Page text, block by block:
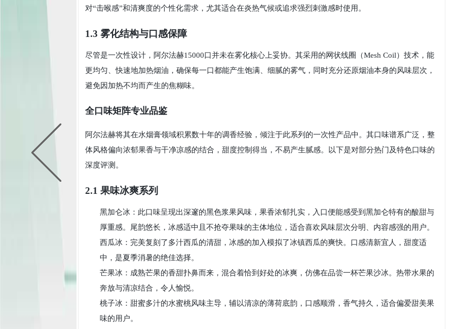
对“击喉感”和清爽度的个性化需求，尤其适合在炎热气候或追求强烈刺激感时使用。
1.3 雾化结构与口感保障
尽管是一次性设计，阿尔法赫15000口并未在雾化核心上妥协。其采用的网状线圈（Mesh Coil）技术，能
更均匀、快速地加热烟油，确保每一口都能产生饱满、细腻的雾气，同时充分还原烟油本身的风味层次，
避免因加热不均而产生的焦糊味。
全口味矩阵专业品鉴
阿尔法赫将其在水烟膏领域积累数十年的调香经验，倾注于此系列的一次性产品中。其口味谱系广泛，整
体风格偏向浓郁果香与干净凉感的结合，甜度控制得当，不易产生腻感。以下是对部分热门及特色口味的
深度评测。
2.1 果味冰爽系列
黑加仑冰：此口味呈现出深邃的黑色浆果风味，果香浓郁扎实，入口便能感受到黑加仑特有的酸甜与
厚重感。尾韵悠长，冰感适中且不抢夺果味的主体地位，适合喜欢风味层次分明、内容感强的用户。
西瓜冰：完美复刻了多汁西瓜的清甜，冰感的加入模拟了冰镇西瓜的爽快。口感清新宜人，甜度适
中，是夏季消暑的绝佳选择。
芒果冰：成熟芒果的香甜扑鼻而来，混合着恰到好处的冰爽，仿佛在品尝一杯芒果沙冰。热带水果的
奔放与清凉结合，令人愉悦。
桃子冰：甜蜜多汁的水蜜桃风味主导，辅以清凉的薄荷底韵，口感顺滑，香气持久，适合偏爱甜美果
味的用户。